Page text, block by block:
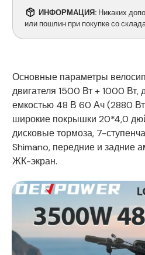
ИНФОРМАЦИЯ: Никаких
или пошлин при покупке со
Основные параметры
двигателя 1500 Вт + 1000 Вт,
емкостью 48 В 60 Ач (2880
широкие покрышки 20*4,0
дисковые тормоза, 7-
Shimano, передние и задние
ЖК-экран.